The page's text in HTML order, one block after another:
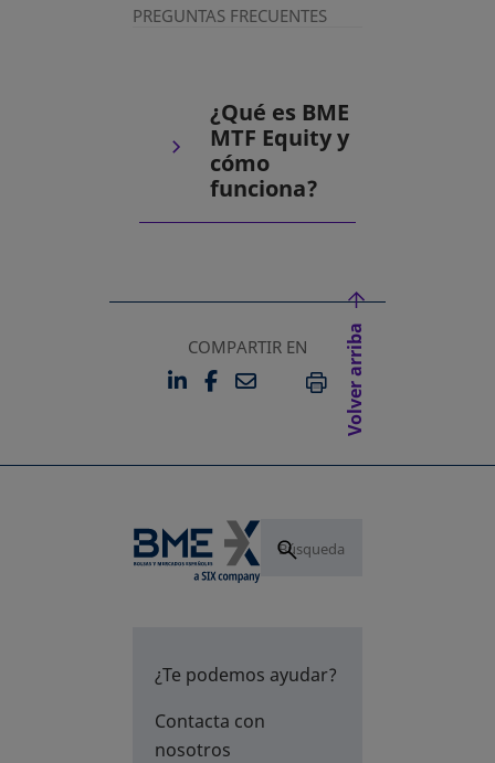
PREGUNTAS FRECUENTES
¿Qué es BME
MTF Equity y
cómo
funciona?
COMPARTIR EN
LINKEDIN
SE ABRE EN UNA PESTAÑA
FACEBOOK
SE ABRE EN UNA
EMAILIMPRIMIR
Volver arriba
¿Te podemos ayudar?
Contacta con
nosotros